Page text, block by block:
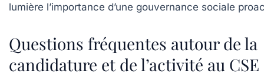
lumière l’importance d’une gouvernance sociale
Questions fréquentes autour de la
candidature et de l’activité au CSE